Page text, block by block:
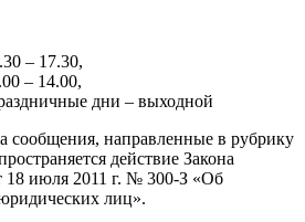
– 17.30,
– 14.00,
дни – выходной
направленные в рубрику
действие Закона
18 июля 2011 г. № 300-З «Об
лиц».